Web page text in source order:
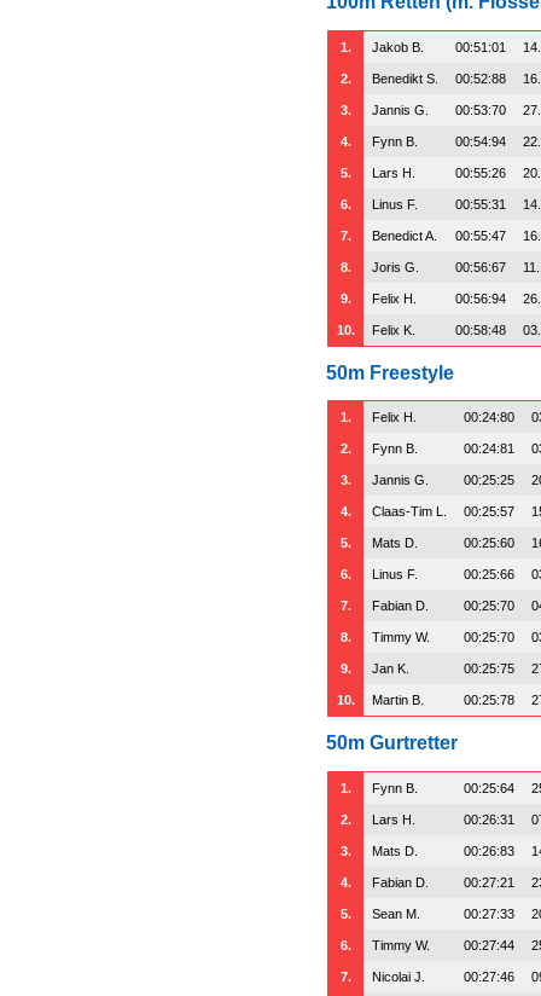
1. Jakob B. 00:51:01
2. Benedikt S. 00:52:88
3. Jannis G. 00:53:70
4. Fynn B. 00:54:94
5. Lars H. 00:55:26
6. Linus F. 00:55:31
7. Benedict A. 00:55:47
8. Joris G. 00:56:67
9. Felix H. 00:56:94
10. Felix K. 00:58:48
50m Freestyle
1. Felix H. 00:24:80
2. Fynn B. 00:24:81
3. Jannis G. 00:25:25
4. Claas-Tim L. 00:25:57
5. Mats D. 00:25:60
6. Linus F. 00:25:66
7. Fabian D. 00:25:70
8. Timmy W. 00:25:70
9. Jan K. 00:25:75
10. Martin B. 00:25:78
50m Gurtretter
1. Fynn B. 00:25:64
2. Lars H. 00:26:31
3. Mats D. 00:26:83
4. Fabian D. 00:27:21
5. Sean M. 00:27:33
6. Timmy W. 00:27:44
7. Nicolai J. 00:27:46